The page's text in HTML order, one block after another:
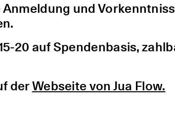
Anmeldung und
20 auf Spendenbasis,
derWebseite von Jua Flow.